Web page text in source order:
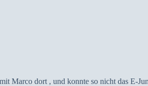
Marco dort , und konnte so nicht das E-